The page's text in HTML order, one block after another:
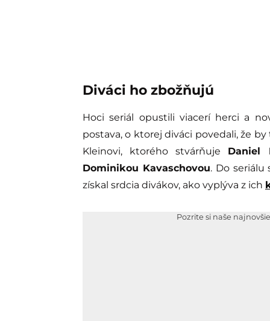
Diváci ho zbožňujú
Hoci seriál opustili viacerí herci a
postava, o ktorej diváci povedali, že
Kleinovi, ktorého stvárňuje Daniel
Dominikou Kavaschovou. Do seriálu
získal srdcia divákov, ako vyplýva z ich
Pozrite si naše